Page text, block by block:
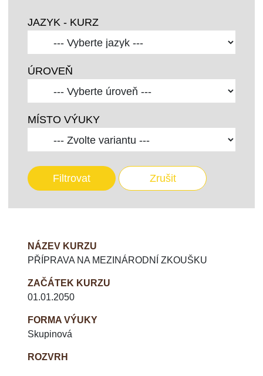
JAZYK - KURZ
ÚROVEŇ
MÍSTO VÝUKY
Filtrovat Zrušit
NÁZEV KURZU
PŘÍPRAVA NA MEZINÁRODNÍ ZKOUŠKU
ZAČÁTEK KURZU
01.01.2050
FORMA VÝUKY
Skupinová
ROZVRH